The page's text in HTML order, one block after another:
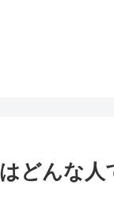
どんな人